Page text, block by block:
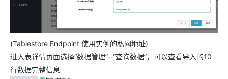
(Tablestore Endpoint 使用实例的私网地址)
进入表详情页面选择“数据管理”--“查询数据”，可以查看导入的10
行数据完整信息